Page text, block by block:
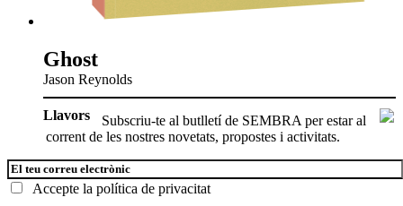
Ghost
Jason Reynolds
Llavors
Subscriu-te al butlletí de SEMBRA per estar al
corrent de les nostres novetats, propostes i activitats.
Accepte la política de privacitat